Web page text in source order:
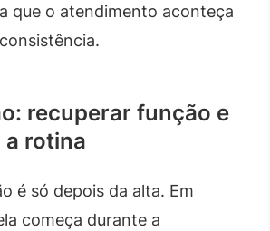
que o atendimento aconteça
recuperar função e
rotina
é só depois da alta. Em
começa durante a